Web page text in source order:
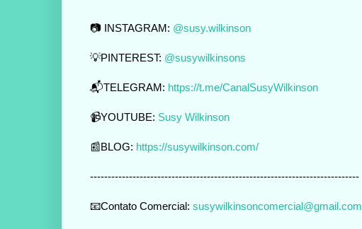
📷 INSTAGRAM: @susy.wilkinson
💡PINTEREST: @susywilkinsons
📬TELEGRAM: https://t.me/CanalSusyWilkinson
📹YOUTUBE: Susy Wilkinson
📰BLOG: https://susywilkinson.com/
----------------------------------------------------------------------------
📧Contato Comercial: susywilkinsoncomercial@gmail.com